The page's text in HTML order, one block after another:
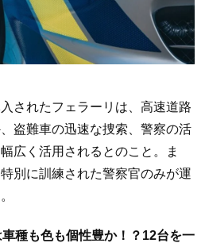
されたフェラーリは、高速道路
盗難車の迅速な捜索、警察の活
広く活用されるとのこと。ま
別に訓練された警察官のみが運
種も色も個性豊か！？12台を一